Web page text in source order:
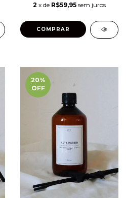
2 x de R$59,95 sem juros
20%
OFF